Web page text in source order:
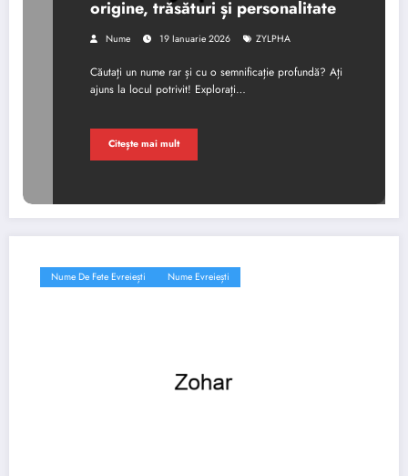
origine, trăsături și personalitate
Nume 19 Ianuarie 2026 ZYLPHA
Căutați un nume rar și cu o semnificație profundă? Ați
ajuns la locul potrivit! Explorați…
Citește mai mult
Nume De Fete Evreiești Nume Evreiești